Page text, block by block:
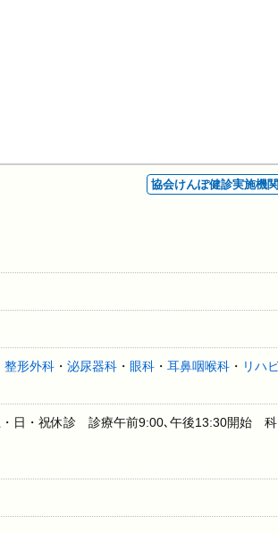
協会けんぽ健診実施機関
整形外科 ・ 泌尿器科 ・ 眼科 ・ 耳鼻咽喉科 ・ リハ
日・祝休診 診療午前9:00､午後13:30開始 科